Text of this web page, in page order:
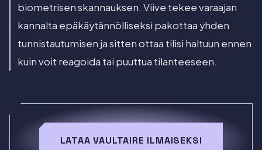
biometrisen skannauksen. Viive tekee varaajan
kannalta epäkäytännölliseksi pakottaa yhden
tunnistautumisen ja sitten ottaa tilisi haltuun ennen
kuin voit reagoida tai puuttua tilanteeseen.
LATAA VAULTAIRE ILMAISEKSI